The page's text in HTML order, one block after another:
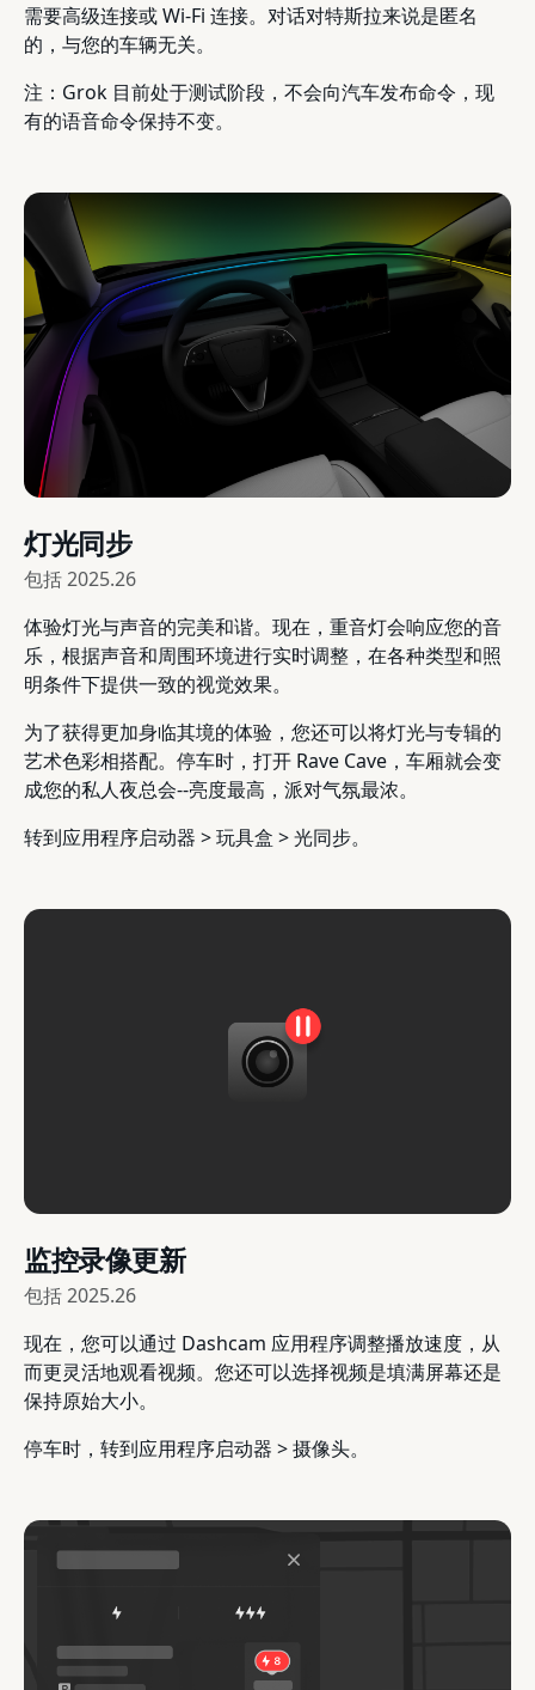
需要高级连接或 Wi-Fi 连接。对话对特斯拉来说是匿名
的，与您的车辆无关。
注：Grok 目前处于测试阶段，不会向汽车发布命令，现
有的语音命令保持不变。
灯光同步
包括2025.26
体验灯光与声音的完美和谐。现在，重音灯会响应您的音
乐，根据声音和周围环境进行实时调整，在各种类型和照
明条件下提供一致的视觉效果。
为了获得更加身临其境的体验，您还可以将灯光与专辑的
艺术色彩相搭配。停车时，打开 Rave Cave，车厢就会变
成您的私人夜总会--亮度最高，派对气氛最浓。
转到应用程序启动器 > 玩具盒 > 光同步。
监控录像更新
包括2025.26
现在，您可以通过 Dashcam 应用程序调整播放速度，从
而更灵活地观看视频。您还可以选择视频是填满屏幕还是
保持原始大小。
停车时，转到应用程序启动器 > 摄像头。